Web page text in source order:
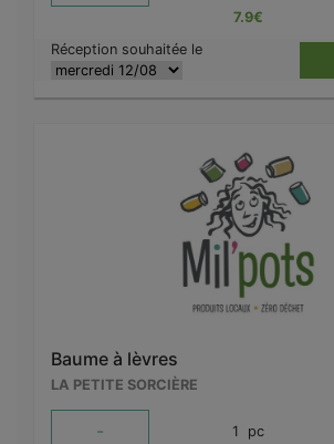
7.9€
Réception souhaitée le
Baume à lèvres
LA PETITE SORCIÈRE
- 1 pc